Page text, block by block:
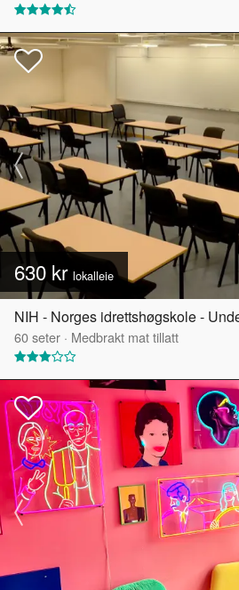
630 kr lokalleie
NIH - Norges idrettshøgskole -
60seter · Medbrakt mat tillatt